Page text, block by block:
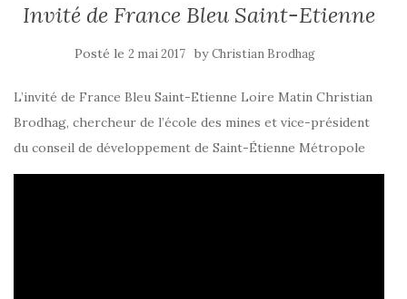
Invité de France Bleu Saint-Etienne
Posté le 2 mai 2017 byChristian Brodhag
L’invité de France Bleu Saint-Etienne Loire Matin Christian
Brodhag, chercheur de l’école des mines et vice-président
du conseil de développement de Saint-Étienne Métropole